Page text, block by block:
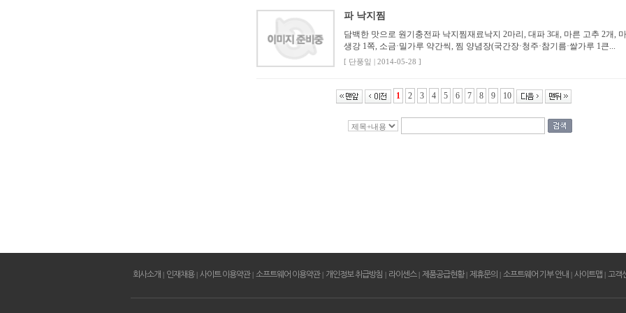
파 낙지찜
담백한 맛으로 원기충전파 낙지찜재료낙지 2마리, 대파 3대, 마른 고추 2개,
생강 1쪽, 소금·밀가루 약간씩, 찜 양념장(국간장·청주·참기름·쌀가루 1큰...
[ 단풍잎 | 2014-05-28 ]
1 2 3 4 5 6 7 8 9 10
회사소개 | 인재채용 | 사이트 이용약관 | 소프트웨어 이용약관 | 개인정보 취급방침 | 라이센스 | 제품공급현황 | 제휴문의 | 소프트웨어 기부 안내 | 사이트맵 | 고객